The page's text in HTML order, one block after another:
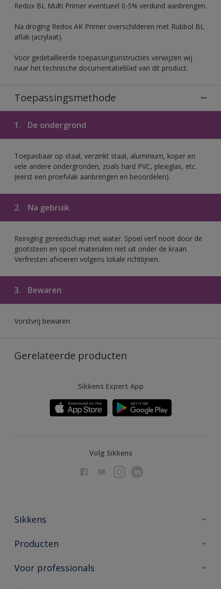
Redox BL Multi Primer eventueel 0-5% verdund aanbrengen.
Na droging Redox AK Primer overschilderen met Rubbol BL
aflak (acrylaat).
Voor gedetailleerde toepassingsinstructies verwijzen wij
naar het technische documentatieblad van dit product.
Toepassingsmethode
1. De ondergrond
Toepasbaar op staal, verzinkt staal, aluminium, koper en
vele andere ondergronden, zoals hard PVC, plexiglas, etc.
(eerst een proefvlak aanbrengen en beoordelen).
2. Na gebruik
Reiniging gereedschap met water. Spoel verf nooit door de
gootsteen en spoel materialen niet uit onder de kraan.
Verfresten afvoeren volgens lokale richtlijnen.
3. Bewaren
Vorstvrij bewaren
Gerelateerde producten
Sikkens Expert App
Volg Sikkens
Sikkens
Over Sikkens
Duurzaamheid
Producten
Producten voor binnen
Voor professionals